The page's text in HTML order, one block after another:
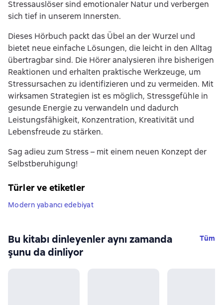
Stressauslöser sind emotionaler Natur und verbergen
sich tief in unserem Innersten.
Dieses Hörbuch packt das Übel an der Wurzel und
bietet neue einfache Lösungen, die leicht in den Alltag
übertragbar sind. Die Hörer analysieren ihre bisherigen
Reaktionen und erhalten praktische Werkzeuge, um
Stressursachen zu identifizieren und zu vermeiden. Mit
wirksamen Strategien ist es möglich, Stressgefühle in
gesunde Energie zu verwandeln und dadurch
Leistungsfähigkeit, Konzentration, Kreativität und
Lebensfreude zu stärken.
Sag adieu zum Stress – mit einem neuen Konzept der
Selbstberuhigung!
Türler ve etiketler
Modern yabancı edebiyat
Bu kitabı dinleyenler aynı zamanda
şunu da dinliyor
Tüm